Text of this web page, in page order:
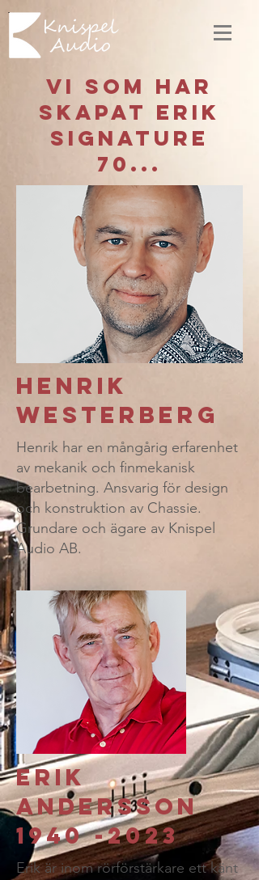
vi som har
skapat Erik
Signature
70...
Henrik
Westerberg
Henrik har en mångårig erfarenhet
av mekanik och finmekanisk
bearbetning. Ansvarig för design
och konstruktion av Chassie.
Grundare och ägare av Knispel
Audio AB.
Erik
Andersson
1940 -2023
Erik är inom rörförstärkare ett känt